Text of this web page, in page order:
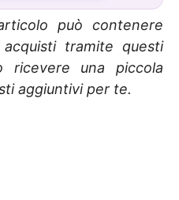
può contenere
tramite questi
una piccola
aggiuntivi per te.